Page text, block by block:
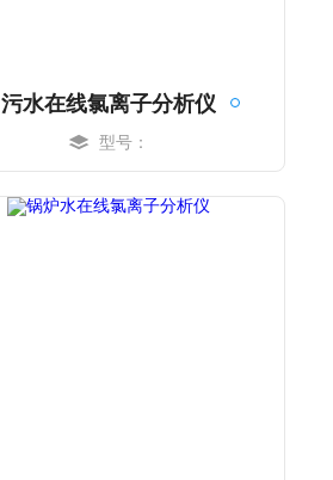
污水在线氯离子分析仪
型号：